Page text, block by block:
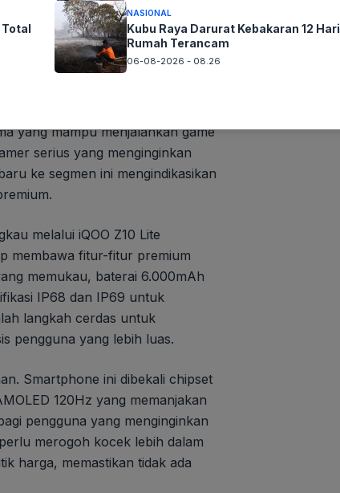
paling terang tahun ini.
ditenagai oleh chipset
atas. Tak hanya itu, iQOO
yang mampu menjalankan game
serius yang menginginkan
ke segmen ini mengindikasikan
melalui iQOO Z10 Lite
membawa fitur-fitur premium
memukau, baterai 6.000mAh
IP68 dan IP69 untuk
langkah cerdas untuk
pengguna yang lebih luas.
Smartphone ini dibekali chipset
120Hz yang memanjakan
pengguna yang menginginkan
merogoh kocek lebih dalam
harga, memastikan tidak ada
NASIONAL
Kubu Raya Darurat Kebakaran 12 Hari
Rumah Terancam
06-08-2026 - 08.26